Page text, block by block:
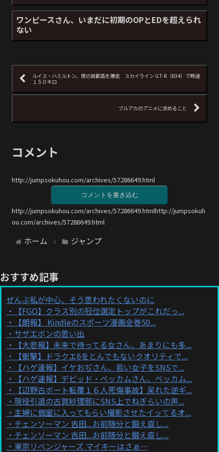
ワンピースさん、いまだに初期のOPとEDを超えられ
ない
ルイス・ハミルトン、夜の首都高を爆走 スカイライン GT-R（R34）で時速
１５０キロ
ブルアカのアニメに求めること
コメント
http://jumpsokuhou.com/archives/57286649.html
コメントを書き込む
http://jumpsokuhou.com/archives/57286649.htmlhttp://jumpsokuh
ou.com/archives/57286649.html
ホーム ジャンプ
おすすめ記事
ぜんぶ私が中心、そう思われたくないのに
【FGO】クラス別の冠位選定トップがこれだっ...
【朗報】 Kindleのスポーツ漫画全巻50...
サザエボンの思い出
【大悲報】未来で待ってる女さん、あまりにも多...
【衝撃】ドラクエ6をとんでもないクオリティで...
【ハゲ速報】イケおぢさん、若い女子をSNSで...
【ハゲ速報】デビッド・ベッカムさん、ベッカム...
【辺野古ボート転覆１６人死傷事故】呆れた逆ギ...
現役引退の古賀紗理那にSNS上でねぎらいの声...
主婦に個室に入ってもらい撮影させたイッてるオ...
チェンソーマン 吉田...お前随分と鍛え直し...
チェンソーマン 吉田...お前随分と鍛え直し...
東京リベンジャーズ マイキーはさぁ…